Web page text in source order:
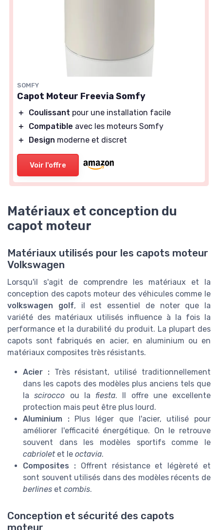
SOMFY
Capot Moteur Freevia Somfy
＋ Coulissant pour une installation facile
＋
Compatible avec les moteurs Somfy
＋
Design moderne et discret
Voir l'offre
Matériaux et conception du
capot moteur
Matériaux utilisés pour les capots moteur
Volkswagen
Lorsqu'il s'agit de comprendre les matériaux et la
conception des capots moteur des véhicules comme le
volkswagen golf, il est essentiel de noter que la
variété des matériaux utilisés influence à la fois la
performance et la durabilité du produit. La plupart des
capots sont fabriqués en acier, en aluminium ou en
matériaux composites très résistants.
Acier :Très résistant, utilisé traditionnellement
dans les capots des modèles plus anciens tels que
lascirocco ou la fiesta. Il offre une excellente
protection mais peut être plus lourd.
Aluminium :Plus léger que l'acier, utilisé pour
améliorer l'efficacité énergétique. On le retrouve
souvent dans les modèles sportifs comme le
cabrioletet le octavia.
Composites :Offrent résistance et légèreté et
sont souvent utilisés dans des modèles récents de
berlines et combis.
Conception et sécurité des capots
moteur